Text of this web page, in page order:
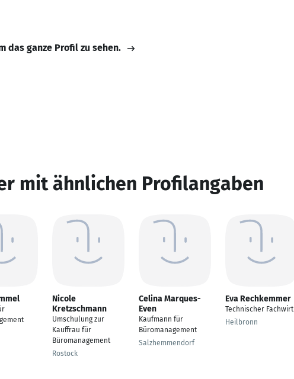
das ganze Profil zu sehen.
mit ähnlichen Profilangaben
Nicole
Kretzschmann
Umschulung zur
Kauffrau für
Büromanagement
Rostock
Celina Marques-
Even
Kaufmann für
Büromanagement
Salzhemmendorf
Eva Rechkemmer
Technischer Fachwirt
Heilbronn